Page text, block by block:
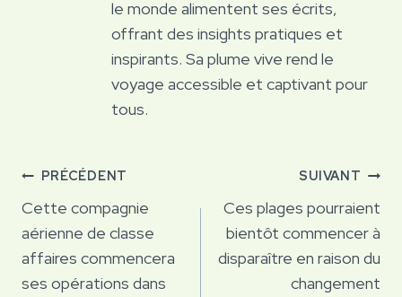
le monde alimentent ses écrits,
offrant des insights pratiques et
inspirants. Sa plume vive rend le
voyage accessible et captivant pour
tous.
Navigation
de
l’article
PRÉCÉDENT
Cette compagnie
aérienne de classe
affaires commencera
ses opérations dans
SUIVANT
Ces plages pourraient
bientôt commencer à
disparaître en raison du
changement